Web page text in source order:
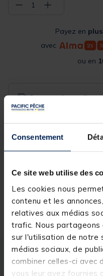
Consentement
Ce site web utilise des
Les cookies nous
contenu et les
relatives aux médias
trafic. Nous
sur l'utilisation de notre
médias sociaux, de
combiner celles-ci avec
vous leur avez fournies
− 1 +
Payez en
avec
ou en
Commander en ligne
Expédition sous 24 h
Acheter en magasin
Choisissez un magasin
Rechercher votre magasin
Réserver en ligne et
Description